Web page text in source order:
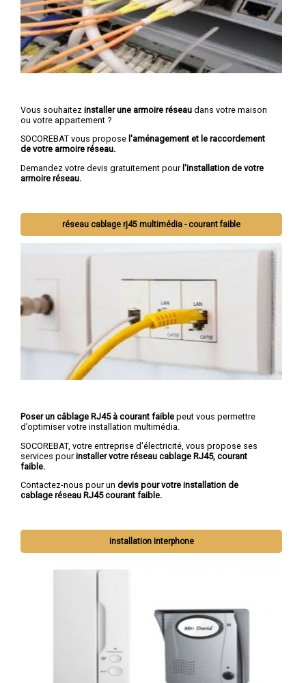
Vous souhaitez installer une armoire réseau dans votre maison
ou votre appartement ?
SOCOREBAT vous propose l'aménagement et le raccordement
de votre armoire réseau.
Demandez votre devis gratuitement pourl'installation de votre
armoire réseau.
réseau cablage rj45 multimédia - courant faible
Poser un câblage RJ45 à courant faible peut vous permettre
d’optimiser votre installation multimédia.
SOCOREBAT, votre entreprise d'électricité, vous propose ses
services pourinstaller votre réseau cablage RJ45, courant
faible.
Contactez-nous pour un devis pour votre installation de
cablage réseau RJ45 courant faible.
installation interphone